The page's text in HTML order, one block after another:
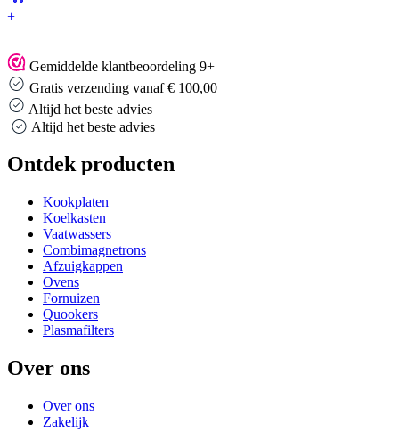
+
Gemiddelde klantbeoordeling 9+
Gratis verzending vanaf € 100,00
Altijd het beste advies
Altijd het beste advies
Ontdek producten
Kookplaten
Koelkasten
Vaatwassers
Combimagnetrons
Afzuigkappen
Ovens
Fornuizen
Quookers
Plasmafilters
Over ons
Over ons
Zakelijk